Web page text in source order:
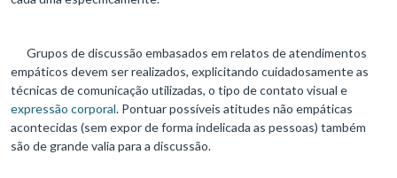
Grupos de discussão embasados em relatos de atendimentos
empáticos devem ser realizados, explicitando cuidadosamente as
técnicas de comunicação utilizadas, o tipo de contato visual e
expressão corporal. Pontuar possíveis atitudes não empáticas
acontecidas (sem expor de forma indelicada as pessoas) também
são de grande valia para a discussão.